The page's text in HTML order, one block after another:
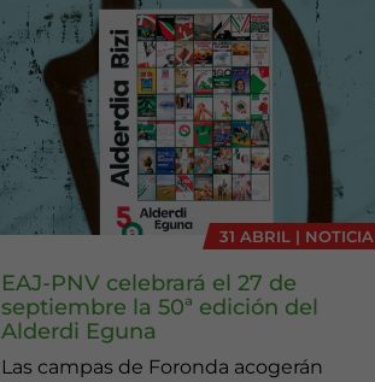
31 ABRIL | NOTICIA
EAJ-PNV celebrará el 27 de
septiembre la 50ª edición del
Alderdi Eguna
Las campas de Foronda acogerán